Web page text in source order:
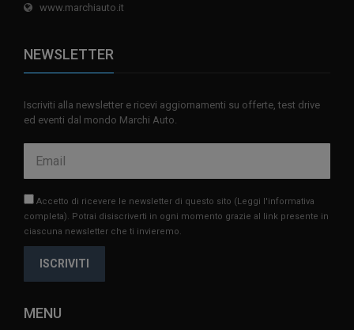
www.marchiauto.it
NEWSLETTER
Iscriviti alla newsletter e ricevi aggiornamenti su offerte, test drive
ed eventi dal mondo Marchi Auto.
Accetto di ricevere le newsletter di questo sito (Leggi l'informativa
completa). Potrai disiscriverti in ogni momento grazie al link presente in
ciascuna newsletter che ti invieremo.
ISCRIVITI
MENU